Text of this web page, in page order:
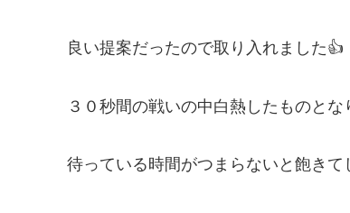
良い提案だったので取り入れました👍
３０秒間の戦いの中白熱したものと
待っている時間がつまらないと飽きて